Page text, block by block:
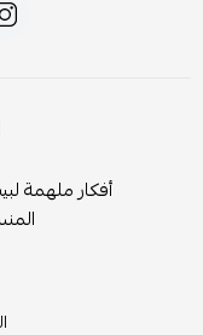
أفكار ملهمة